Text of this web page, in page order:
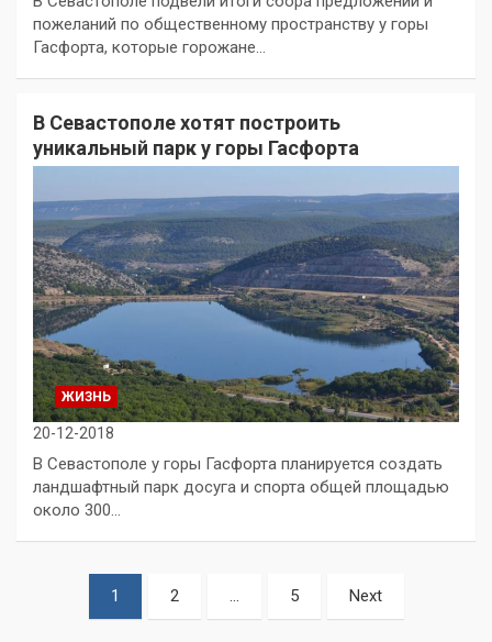
пожеланий по общественному пространству у горы
Гасфорта, которые горожане…
В Севастополе хотят построить
уникальный парк у горы Гасфорта
ЖИЗНЬ
20-12-2018
В Севастополе у горы Гасфорта планируется создать
ландшафтный парк досуга и спорта общей площадью
около 300…
Пагинация
записей
1 2 5 Next